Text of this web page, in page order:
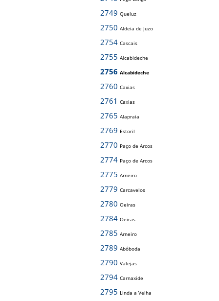
2749 Queluz
2750 Aldeia de Juzo
2754 Cascais
2755 Alcabideche
2756 Alcabideche
2760 Caxias
2761 Caxias
2765 Alapraia
2769 Estoril
2770 Paço de Arcos
2774 Paço de Arcos
2775 Arneiro
2779 Carcavelos
2780 Oeiras
2784 Oeiras
2785 Arneiro
2789 Abóboda
2790 Valejas
2794 Carnaxide
2795 Linda a Velha